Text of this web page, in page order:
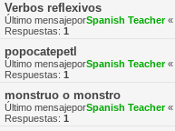
Verbos reflexivos
Último mensajeporSpanish Teacher«
Respuestas: 1
popocatepetl
Último mensajeporSpanish Teacher«
Respuestas: 1
monstruo o monstro
Último mensajeporSpanish Teacher«
Respuestas: 1